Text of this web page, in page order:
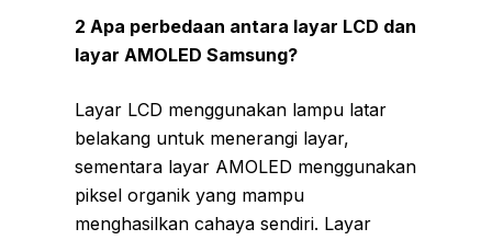
2 Apa perbedaan antara layar LCD dan
layar AMOLED Samsung?
Layar LCD menggunakan lampu latar
belakang untuk menerangi layar,
sementara layar AMOLED menggunakan
piksel organik yang mampu
menghasilkan cahaya sendiri. Layar